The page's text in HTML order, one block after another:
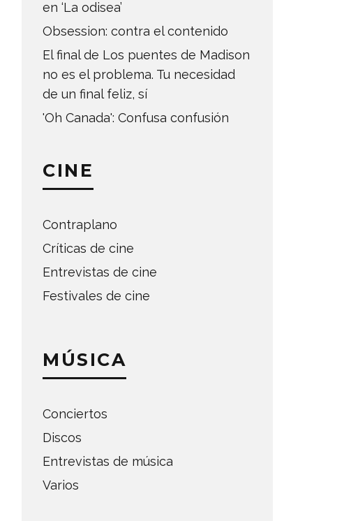
en ‘La odisea’
Obsession: contra el contenido
El final de Los puentes de Madison
no es el problema. Tu necesidad
de un final feliz, sí
'Oh Canada': Confusa confusión
CINE
Contraplano
Críticas de cine
Entrevistas de cine
Festivales de cine
MÚSICA
Conciertos
Discos
Entrevistas de música
Varios